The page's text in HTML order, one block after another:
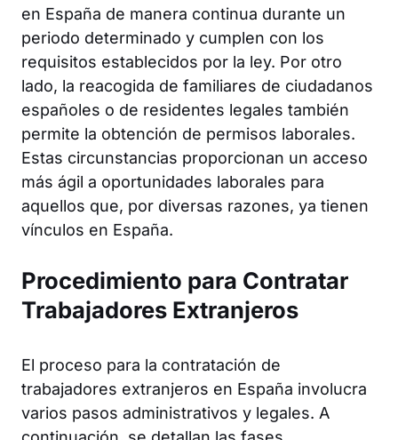
en España de manera continua durante un
periodo determinado y cumplen con los
requisitos establecidos por la ley. Por otro
lado, la reacogida de familiares de ciudadanos
españoles o de residentes legales también
permite la obtención de permisos laborales.
Estas circunstancias proporcionan un acceso
más ágil a oportunidades laborales para
aquellos que, por diversas razones, ya tienen
vínculos en España.
Procedimiento para Contratar
Trabajadores Extranjeros
El proceso para la contratación de
trabajadores extranjeros en España involucra
varios pasos administrativos y legales. A